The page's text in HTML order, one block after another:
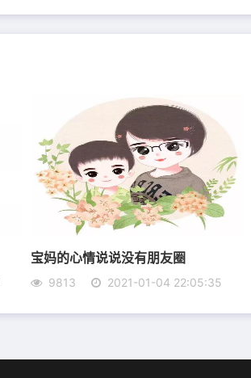
宝妈的心情说说没有朋友圈
9813 2021-01-04 22:05:35